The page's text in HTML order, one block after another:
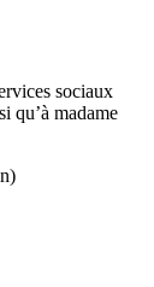
sociaux
qu’à madame